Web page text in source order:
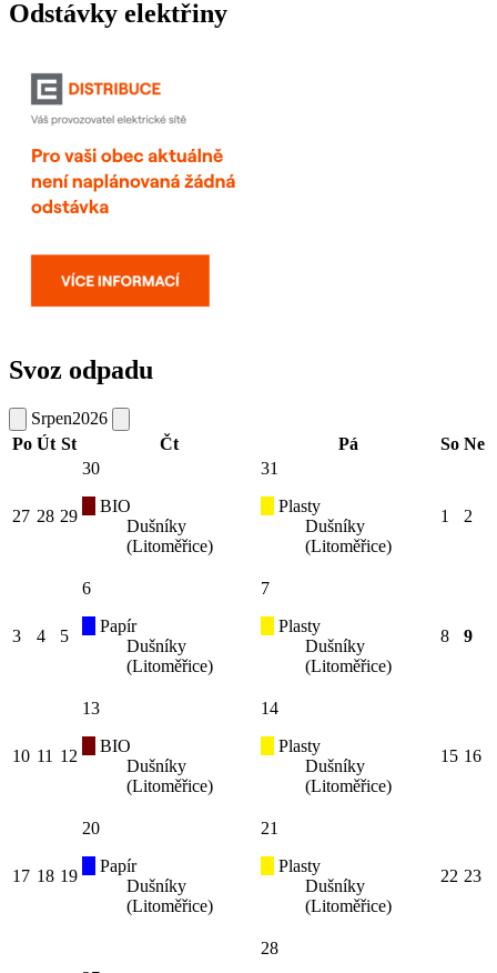
Odstávky elektřiny
Svoz odpadu
Srpen2026
Po Út St Čt Pá So Ne
27 28 29
30
BIO
Dušníky
(Litoměřice)
31
Plasty
Dušníky
(Litoměřice)
1 2
3 4 5
6
Papír
Dušníky
(Litoměřice)
7
Plasty
Dušníky
(Litoměřice)
8 9
10 11 12
13
BIO
Dušníky
(Litoměřice)
14
Plasty
Dušníky
(Litoměřice)
15 16
17 18 19
20
Papír
Dušníky
(Litoměřice)
21
Plasty
Dušníky
(Litoměřice)
22 23
28